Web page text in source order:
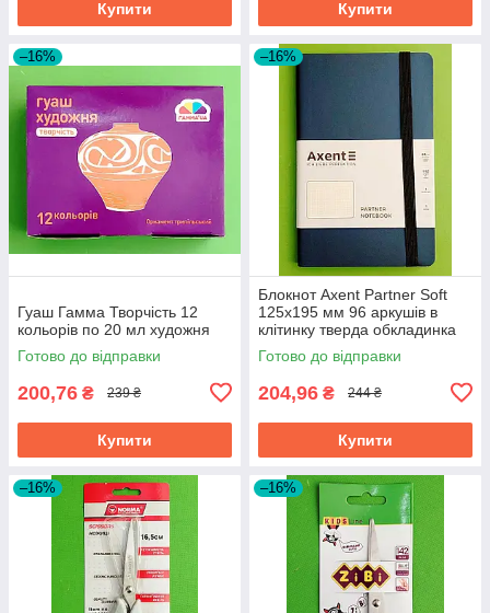
Купити Купити
–16%
Гуаш Гамма Творчість 12
кольорів по 20 мл художня
Готово до відправки
200,76 ₴ 239 ₴
Купити
–16%
Блокнот Axent Partner Soft
125х195 мм 96 аркушів в
клітинку тверда обкладинка
синій
Готово до відправки
204,96 ₴ 244 ₴
Купити
–16% –16%